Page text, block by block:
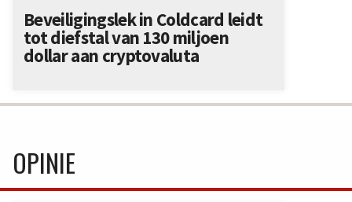
Beveiligingslek in Coldcard leidt
tot diefstal van 130 miljoen
dollar aan cryptovaluta
OPINIE